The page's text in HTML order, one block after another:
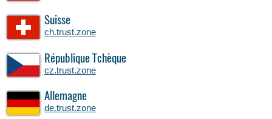
Suisse
ch.trust.zone
République Tchèque
cz.trust.zone
Allemagne
de.trust.zone